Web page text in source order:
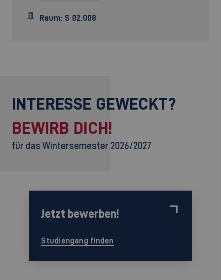
Raum: S 02.008
INTERESSE GEWECKT?
BEWIRB DICH!
für das Wintersemester 2026/2027
Jetzt bewerben!
Studiengang finden